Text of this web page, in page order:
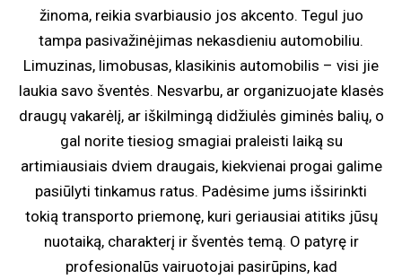
žinoma, reikia svarbiausio jos akcento. Tegul juo
tampa pasivažinėjimas nekasdieniu automobiliu.
Limuzinas, limobusas, klasikinis automobilis – visi jie
laukia savo šventės. Nesvarbu, ar organizuojate klasės
draugų vakarėlį, ar iškilmingą didžiulės giminės balių, o
gal norite tiesiog smagiai praleisti laiką su
artimiausiais dviem draugais, kiekvienai progai galime
pasiūlyti tinkamus ratus. Padėsime jums išsirinkti
tokią transporto priemonę, kuri geriausiai atitiks jūsų
nuotaiką, charakterį ir šventės temą. O patyrę ir
profesionalūs vairuotojai pasirūpins, kad